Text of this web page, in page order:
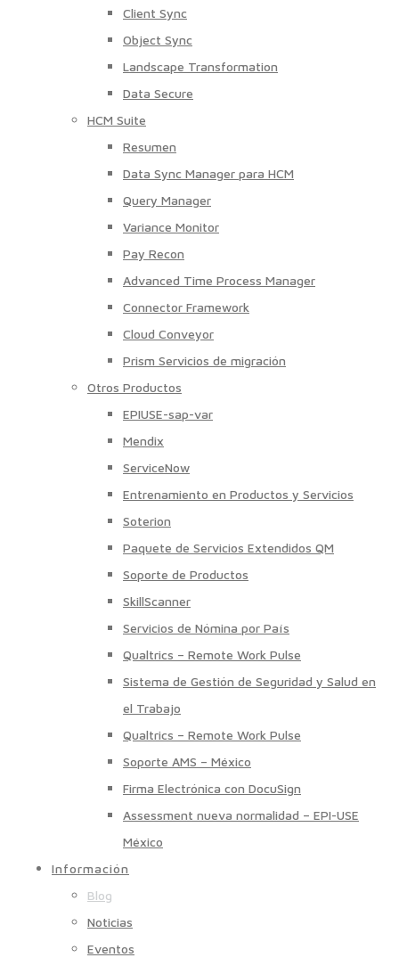
Client Sync
Object Sync
Landscape Transformation
Data Secure
HCM Suite
Resumen
Data Sync Manager para HCM
Query Manager
Variance Monitor
Pay Recon
Advanced Time Process Manager
Connector Framework
Cloud Conveyor
Prism Servicios de migración
Otros Productos
EPIUSE-sap-var
Mendix
ServiceNow
Entrenamiento en Productos y Servicios
Soterion
Paquete de Servicios Extendidos QM
Soporte de Productos
SkillScanner
Servicios de Nómina por País
Qualtrics – Remote Work Pulse
Sistema de Gestión de Seguridad y Salud en
el Trabajo
Qualtrics – Remote Work Pulse
Soporte AMS – México
Firma Electrónica con DocuSign
Assessment nueva normalidad – EPI-USE
México
Información
Blog
Noticias
Eventos